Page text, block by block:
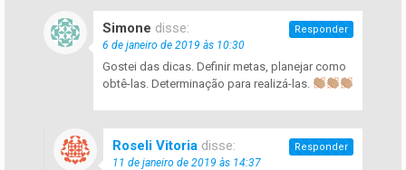
Simone disse:
6 de janeiro de 2019 às 10:30
Gostei das dicas. Definir metas, planejar como
obtê-las. Determinação para realizá-las.
Responder
Roseli Vitoria disse:
11 de janeiro de 2019 às 14:37
Responder